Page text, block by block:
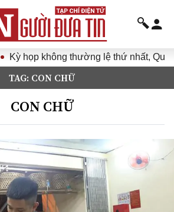
Kỳ họp không thường lệ thứ nhất, Quốc
TAG: CON CHỮ
CON CHỮ